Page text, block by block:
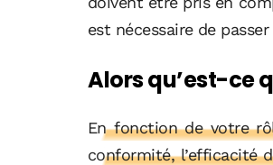
est nécessaire de
Alors qu’est-ce
En fonction de votre
conformité, l’efficacité